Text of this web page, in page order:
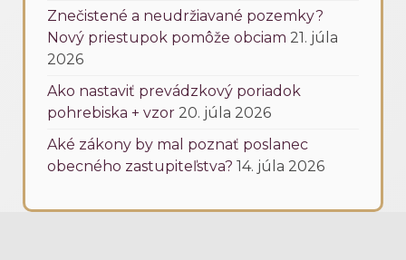
Znečistené a neudržiavané pozemky?
Nový priestupok pomôže obciam 21. júla
2026
Ako nastaviť prevádzkový poriadok
pohrebiska + vzor 20. júla 2026
Aké zákony by mal poznať poslanec
obecného zastupiteľstva? 14. júla 2026